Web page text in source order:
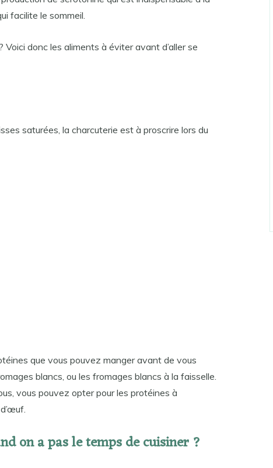
facilite le sommeil.
donc les aliments à éviter avant d’aller se
saturées, la charcuterie est à proscrire lors du
que vous pouvez manger avant de vous
blancs, ou les fromages blancs à la faisselle.
vous pouvez opter pour les protéines à
on a pas le temps de cuisiner ?